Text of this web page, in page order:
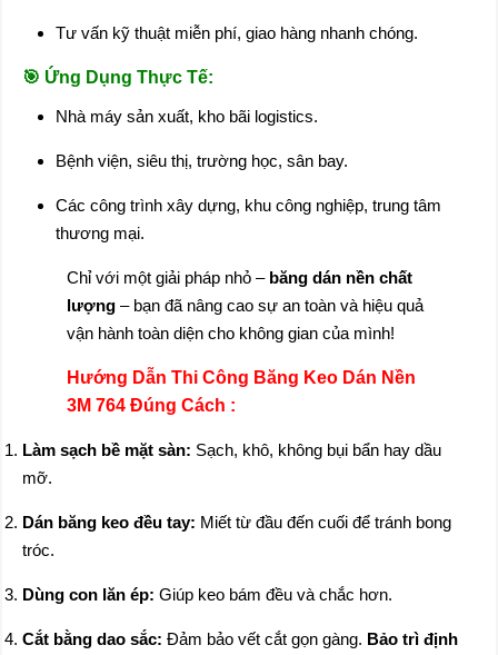
Tư vấn kỹ thuật miễn phí, giao hàng nhanh chóng.
🎯 Ứng Dụng Thực Tế:
Nhà máy sản xuất, kho bãi logistics.
Bệnh viện, siêu thị, trường học, sân bay.
Các công trình xây dựng, khu công nghiệp, trung tâm
thương mại.
Chỉ với một giải pháp nhỏ – băng dán nền chất
lượng – bạn đã nâng cao sự an toàn và hiệu quả
vận hành toàn diện cho không gian của mình!
Hướng Dẫn Thi Công Băng Keo Dán Nền
3M 764 Đúng Cách :
Làm sạch bề mặt sàn: Sạch, khô, không bụi bẩn hay dầu
mỡ.
Dán băng keo đều tay: Miết từ đầu đến cuối để tránh bong
tróc.
Dùng con lăn ép: Giúp keo bám đều và chắc hơn.
Cắt bằng dao sắc: Đảm bảo vết cắt gọn gàng. Bảo trì định